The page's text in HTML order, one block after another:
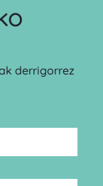
derrigorrez